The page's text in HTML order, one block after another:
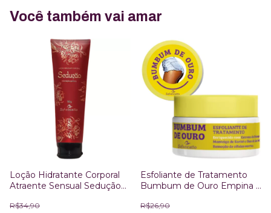
Você também vai amar
Loção Hidratante Corporal
Atraente Sensual Sedução
R$34,90
Esfoliante de Tratamento
Bumbum de Ouro Empina e
R$26,90